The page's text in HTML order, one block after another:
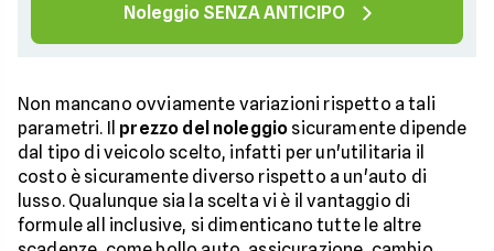
Noleggio SENZA ANTICIPO
Non mancano ovviamente variazioni rispetto a tali
parametri. Il prezzo del noleggio sicuramente dipende
dal tipo di veicolo scelto, infatti per un'utilitaria il
costo è sicuramente diverso rispetto a un'auto di
lusso. Qualunque sia la scelta vi è il vantaggio di
formule all inclusive, si dimenticano tutte le altre